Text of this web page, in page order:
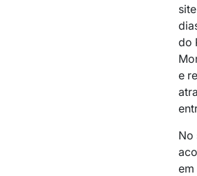
site
do
e
No
em